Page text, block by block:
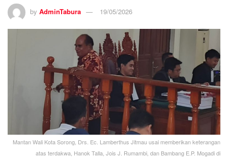
by AdminTabura 19/05/2026
Mantan Wali Kota Sorong, Drs. Ec. Lamberthus Jitmau usai memberikan keterangan
atas terdakwa, Hanok Talla, Jois J. Rumambi, dan Bambang E.P. Mogadi di